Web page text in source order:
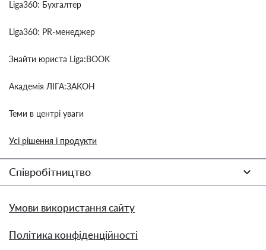
Liga360: Бухгалтер
Liga360: PR-менеджер
Знайти юриста Liga:BOOK
Академія ЛІГА:ЗАКОН
Теми в центрі уваги
Усі рішення і продукти
Співробітництво
Умови використання сайту
Політика конфіденційності